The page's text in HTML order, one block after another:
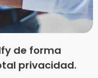
de forma
privacidad.